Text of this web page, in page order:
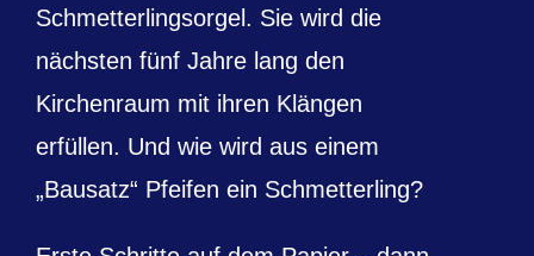
Schmetterlingsorgel. Sie wird die
nächsten fünf Jahre lang den
Kirchenraum mit ihren Klängen
erfüllen. Und wie wird aus einem
„Bausatz“ Pfeifen ein Schmetterling?